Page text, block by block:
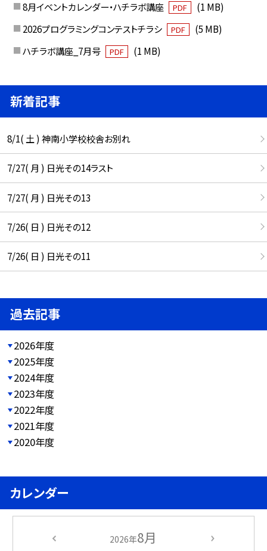
8月イベントカレンダー・ハチラボ講座 PDF
(1 MB)
2026プログラミングコンテストチラシ
PDF
(5 MB)
ハチラボ講座_7月号
PDF (1 MB)
新着記事
8/1( 土 ) 神南小学校校舎お別れ
7/27( 月 ) 日光その14ラスト
7/27( 月 ) 日光その13
7/26( 日 ) 日光その12
7/26( 日 ) 日光その11
過去記事
2026年度
2025年度
2024年度
2023年度
2022年度
2021年度
2020年度
カレンダー
2026年8月